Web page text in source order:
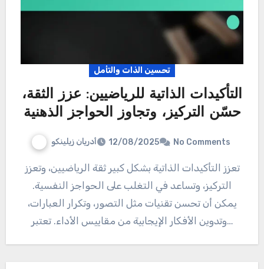
تحسين الذات والتأمل
التأكيدات الذاتية للرياضيين: عزز الثقة،
حسّن التركيز، وتجاوز الحواجز الذهنية
أدريان زيلينكو 12/08/2025 No Comments
تعزز التأكيدات الذاتية بشكل كبير ثقة الرياضيين، وتعزز
التركيز، وتساعد في التغلب على الحواجز النفسية.
يمكن أن تحسن تقنيات مثل التصور، وتكرار العبارات،
وتدوين الأفكار الإيجابية من مقاييس الأداء. تعتبر…